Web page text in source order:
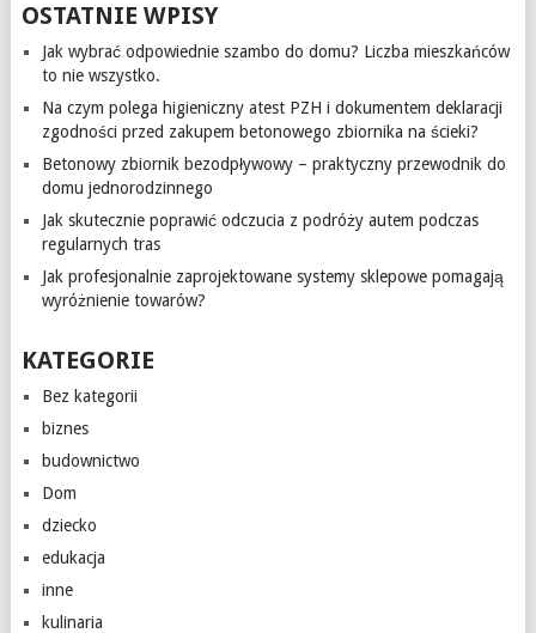
OSTATNIE WPISY
Jak wybrać odpowiednie szambo do domu? Liczba mieszkańców
to nie wszystko.
Na czym polega higieniczny atest PZH i dokumentem deklaracji
zgodności przed zakupem betonowego zbiornika na ścieki?
Betonowy zbiornik bezodpływowy – praktyczny przewodnik do
domu jednorodzinnego
Jak skutecznie poprawić odczucia z podróży autem podczas
regularnych tras
Jak profesjonalnie zaprojektowane systemy sklepowe pomagają
wyróżnienie towarów?
KATEGORIE
Bez kategorii
biznes
budownictwo
Dom
dziecko
edukacja
inne
kulinaria